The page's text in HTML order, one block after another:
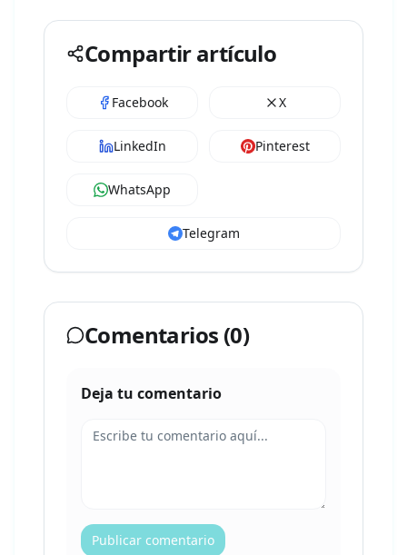
Compartir artículo
Facebook X
LinkedIn Pinterest
WhatsApp
Telegram
Comentarios (0)
Deja tu comentario
Publicar comentario